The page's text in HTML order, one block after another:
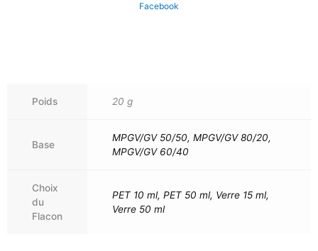
Facebook
Poids 20 g
Base
MPGV/GV 50/50, MPGV/GV 80/20,
MPGV/GV 60/40
Choix
du
Flacon
PET 10 ml, PET 50 ml, Verre 15 ml,
Verre 50 ml